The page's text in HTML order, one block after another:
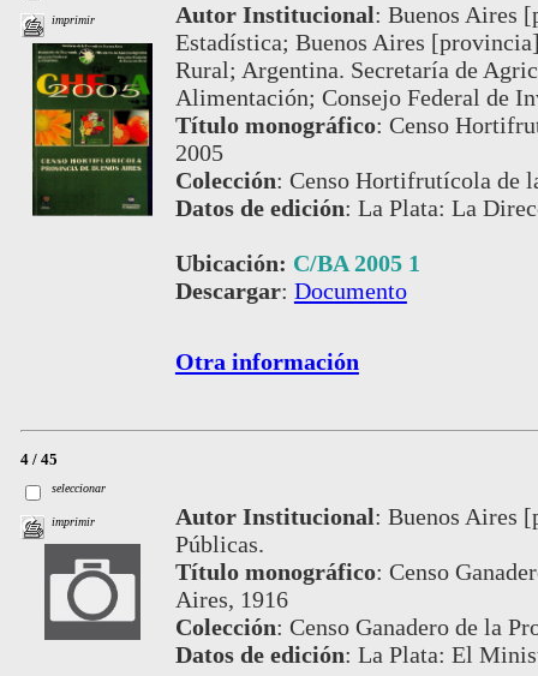
imprimir Autor Institucional: Buenos Aires
Estadística; Buenos Aires
Rural; Argentina. Secretaría de
Alimentación; Consejo Federal de
Título monográfico: Censo
2005
Colección: Censo Hortifrutícola de
Datos de edición: La Plata: La
Ubicación: C/BA 2005 1
Descargar: Documento
Otra información
4 / 45
seleccionar
imprimir Autor Institucional: Buenos Aires
Públicas.
Título monográfico: Censo
Aires, 1916
Colección: Censo Ganadero de la
Datos de edición: La Plata: El